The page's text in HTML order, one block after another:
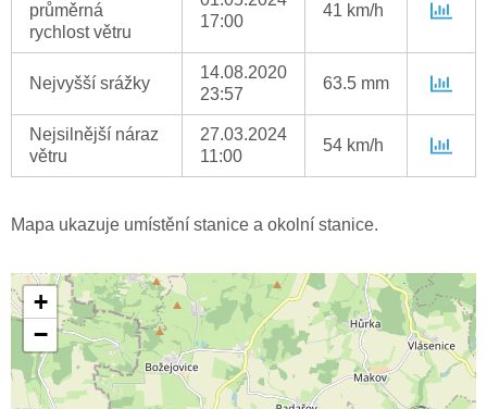
průměrná
rychlost větru
17:00
41 km/h
Nejvyšší srážky
14.08.2020
23:57
63.5 mm
Nejsilnější náraz
větru
27.03.2024
11:00
54 km/h
Mapa ukazuje umístění stanice a okolní stanice.
+
−